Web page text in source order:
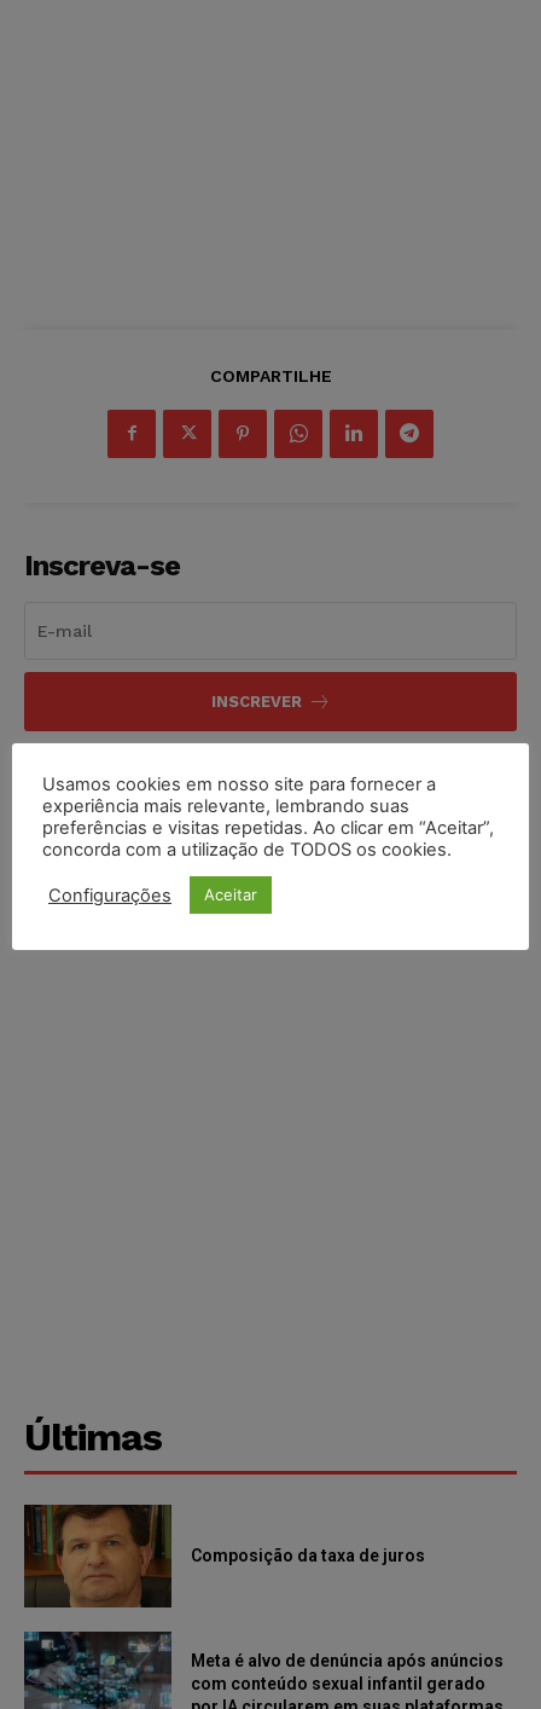
COMPARTILHE
Inscreva-se
INSCREVER
Últimas
Composição da taxa de juros
Meta é alvo de denúncia após anúncios
com conteúdo sexual infantil gerado
Usamos cookies em nosso site para fornecer a
experiência mais relevante, lembrando suas
preferências e visitas repetidas. Ao clicar em “Aceitar”,
concorda com a utilização de TODOS os cookies.
Configurações Aceitar